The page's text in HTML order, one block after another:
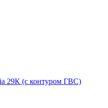
29К (с контуром ГВС)